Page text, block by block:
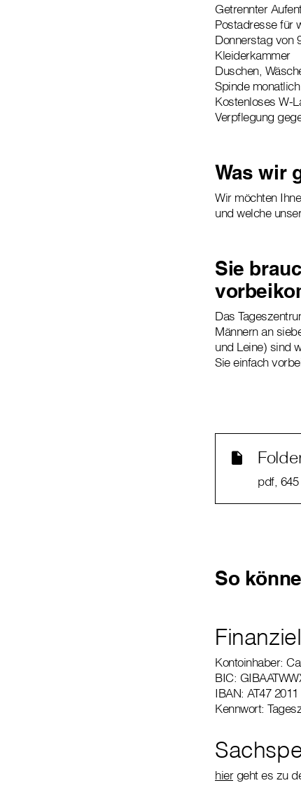
Getrennter
Postadresse für
Donnerstag von
Kleiderkammer
Duschen,
Spinde
Kostenloses W-
Verpflegung
Was wir
Wir möchten
und welche
Sie
Das
Männern an
und Leine) sind
Sie einfach
pdf,
So
Kontoinhaber:
BIC:
IBAN: AT47
Kennwort:
hiergeht es zu